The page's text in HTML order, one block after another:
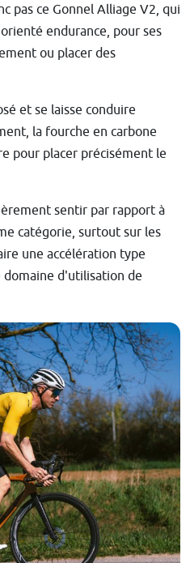
pas ce Gonnel Alliage V2, qui
endurance, pour ses
ou placer des
et se laisse conduire
la fourche en carbone
pour placer précisément le
sentir par rapport à
catégorie, surtout sur les
une accélération type
domaine d'utilisation de